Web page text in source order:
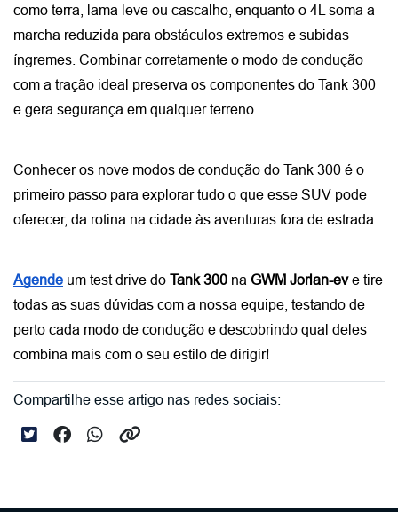
como terra, lama leve ou cascalho, enquanto o 4L soma a
marcha reduzida para obstáculos extremos e subidas
íngremes. Combinar corretamente o modo de condução
com a tração ideal preserva os componentes do Tank 300
e gera segurança em qualquer terreno.
Conhecer os nove modos de condução do Tank 300 é o
primeiro passo para explorar tudo o que esse SUV pode
oferecer, da rotina na cidade às aventuras fora de estrada.
Agende um test drive do Tank 300 na GWM Jorlan-ev e tire
todas as suas dúvidas com a nossa equipe, testando de
perto cada modo de condução e descobrindo qual deles
combina mais com o seu estilo de dirigir!
Compartilhe esse artigo nas redes sociais: